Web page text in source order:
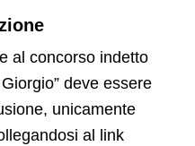
al concorso indetto
deve essere
unicamente
al link